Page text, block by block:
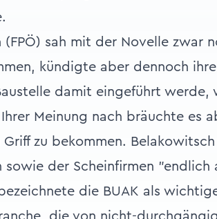
(FPÖ) sah mit der Novelle zwar
kündigte aber dennoch
damit eingeführt werde,
Meinung nach bräuchte es
zu bekommen.
sowie der Scheinfirmen "endlich
die BUAK als
die von nicht-